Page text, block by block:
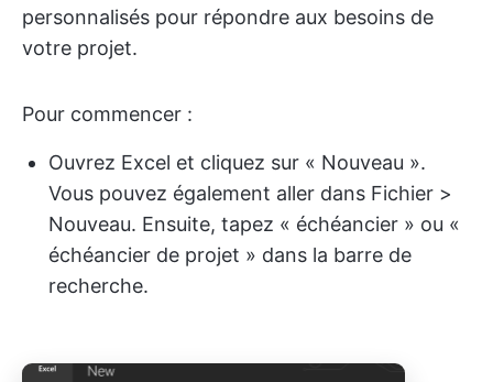
personnalisés pour répondre aux besoins de
votre projet.
Pour commencer :
Ouvrez Excel et cliquez sur « Nouveau ».
Vous pouvez également aller dans Fichier >
Nouveau. Ensuite, tapez « échéancier » ou «
échéancier de projet » dans la barre de
recherche.